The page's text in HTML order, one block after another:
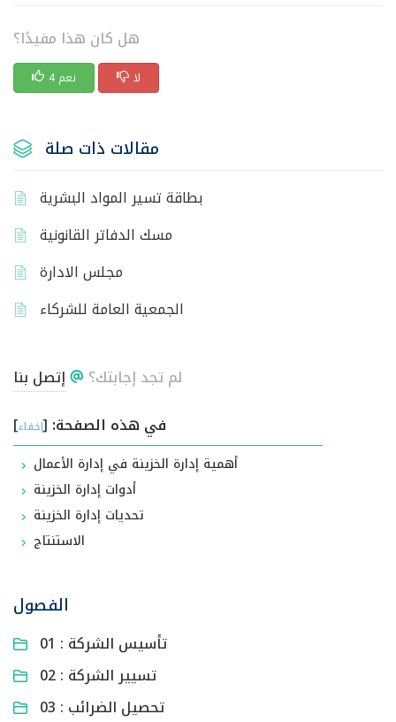
هل كان هذا مفيدًا؟
4 نعم لا
مقالات ذات صلة
بطاقة تسير المواد البشرية
مجلس الادارة
الجمعية العامة للشركاء
لم تجد إجابتك؟
إتصل بنا
في هذه الصفحة: [إخفاء]
أهمية إدارة الخزينة في إدارة الأعمال
أدوات إدارة الخزينة
تحديات إدارة الخزينة
الاستنتاج
الفصول
01 : تأسيس الشركة
02 : تسيير الشركة
03 : تحصيل الضرائب